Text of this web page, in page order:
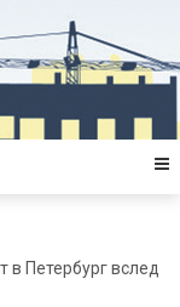
в Петербург вслед